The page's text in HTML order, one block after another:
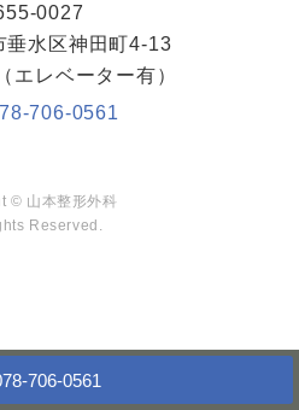
0027
垂水区神田町4-13
エレベーター有）
706-0561
© 山本整形外科
Reserved.